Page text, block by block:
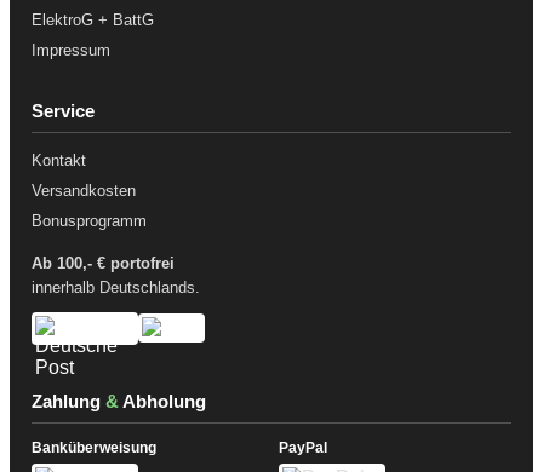
ElektroG + BattG
Impressum
Service
Kontakt
Versandkosten
Bonusprogramm
Ab 100,- € portofrei
innerhalb Deutschlands.
Zahlung &Abholung
Banküberweisung PayPal